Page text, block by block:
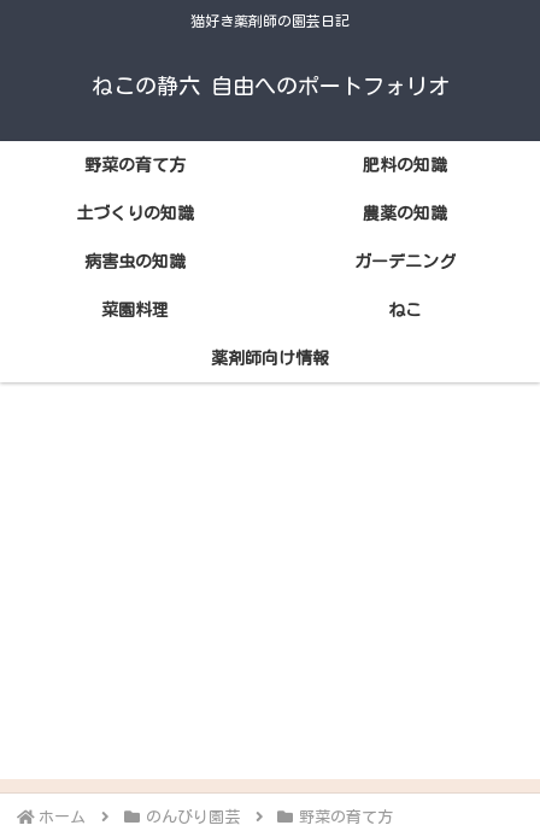
猫好き薬剤師の園芸日記
ねこの静六 自由へのポートフォリオ
野菜の育て方 肥料の知識
土づくりの知識 農薬の知識
病害虫の知識 ガーデニング
菜園料理 ねこ
薬剤師向け情報
ホーム のんびり園芸 野菜の育て方